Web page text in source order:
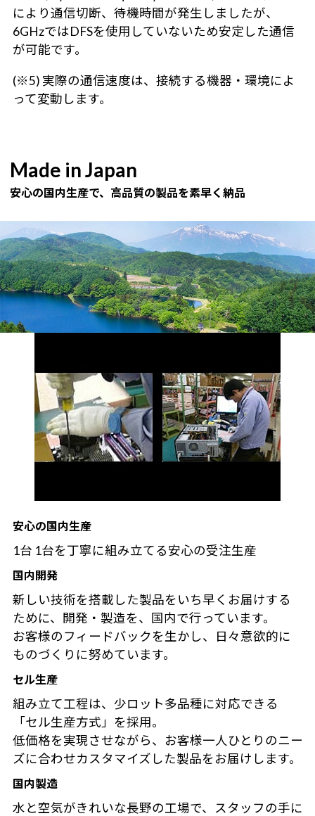
により通信切断、待機時間が発生しましたが、
6GHzではDFSを使用していないため安定した通信
が可能です。
(※5) 実際の通信速度は、接続する機器・環境によ
って変動します。
Made in Japan
安心の国内生産で、高品質の製品を素早く納品
安心の国内生産
1台 1台を丁寧に組み立てる安心の受注生産
国内開発
新しい技術を搭載した製品をいち早くお届けする
ために、開発・製造を、国内で行っています。
お客様のフィードバックを生かし、日々意欲的に
ものづくりに努めています。
セル生産
組み立て工程は、少ロット多品種に対応できる
「セル生産方式」を採用。
低価格を実現させながら、お客様一人ひとりのニー
ズに合わせカスタマイズした製品をお届けします。
国内製造
水と空気がきれいな長野の工場で、スタッフの手に